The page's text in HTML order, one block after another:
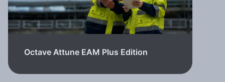
Octave Attune EAM Plus Edition